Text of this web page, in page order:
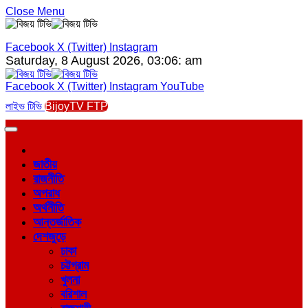
Close Menu
Facebook X (Twitter) Instagram
Saturday, 8 August 2026, 03:06: am
Facebook X (Twitter) Instagram YouTube
লাইভ টিভি BijoyTV FTP
জাতীয়
রাজনীতি
অপরাধ
অর্থনীতি
আন্তর্জাতিক
দেশজুড়ে
ঢাকা
চট্টগ্রাম
খুলনা
বরিশাল